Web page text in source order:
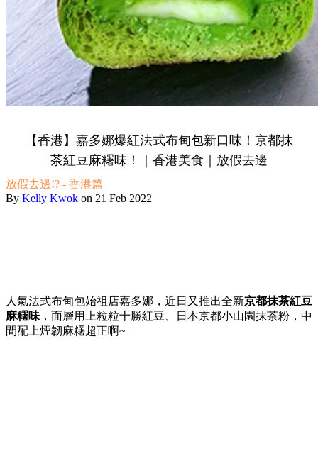
【香港】嘉多娜爆紅法式布甸包新口味！京都抹
茶紅豆麻糬味！｜香港美食｜放假去邊
放假去邊!? - 香港篇
By Kelly Kwok on 21 Feb 2022
人氣法式布甸包始祖店嘉多娜，近日又推出全新京都抹茶紅豆
麻糬味 ，面層用上粒粒十勝紅豆、日本京都小山園抹茶粉，中
間配上煙韌麻糬超正啊~